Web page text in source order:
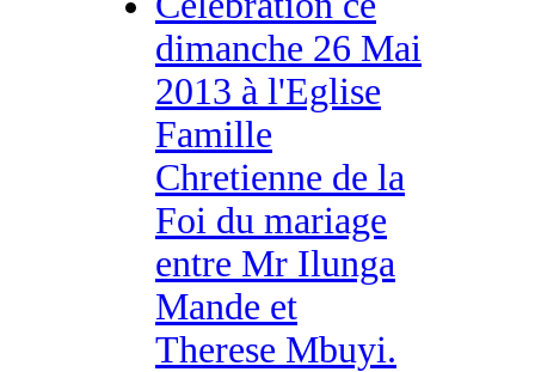
dimanche 26 Mai
2013 à l'Eglise
Famille
Chretienne de la
Foi du mariage
entre Mr Ilunga
Mande et
Therese Mbuyi.